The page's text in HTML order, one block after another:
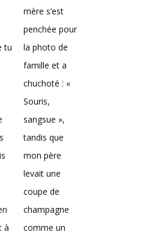
tu
à
mère s’est
penchée pour
la photo de
famille et a
chuchoté : «
Souris,
sangsue »,
tandis que
mon père
levait une
coupe de
champagne
comme un